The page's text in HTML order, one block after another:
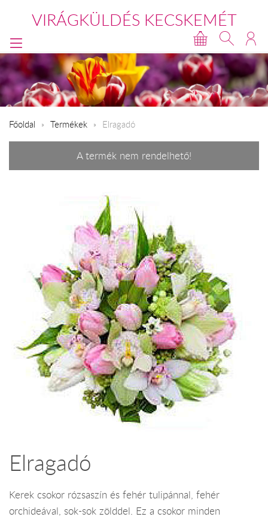
VIRÁGKÜLDÉS KECSKEMÉT
Főoldal Termékek Elragadó
A termék nem rendelhető!
Elragadó
Kerek csokor rózsaszín és fehér tulipánnal, fehér
orchideával, sok-sok zölddel. Ez a csokor minden